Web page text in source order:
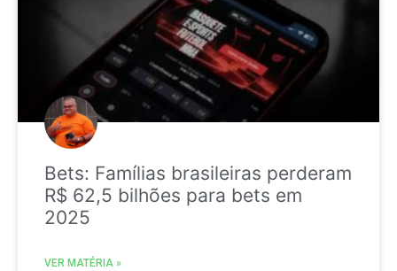
Bets: Famílias brasileiras perderam
R$ 62,5 bilhões para bets em
2025
VER MATÉRIA »